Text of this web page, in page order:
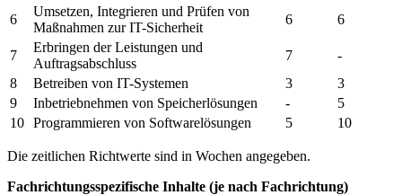
6
Umsetzen, Integrieren und Prüfen von
Maßnahmen zur IT-Sicherheit
6 6
7
Erbringen der Leistungen und
Auftragsabschluss
7
-
8
Betreiben von IT-Systemen 3
3
9
Inbetriebnehmen von Speicherlösungen -
5
10 Programmieren von Softwarelösungen 5 10
Die zeitlichen Richtwerte sind in Wochen angegeben.
Fachrichtungsspezifische Inhalte (je nach Fachrichtung)